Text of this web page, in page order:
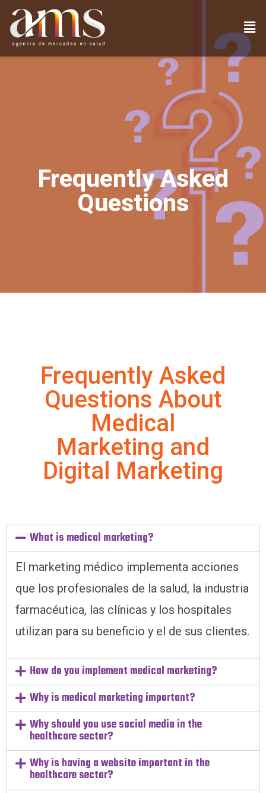
Frequently Asked
Questions
Frequently Asked
Questions About
Medical
Marketing and
Digital Marketing
What is medical marketing?
El marketing médico implementa acciones
que los profesionales de la salud, la industria
farmacéutica, las clínicas y los hospitales
utilizan para su beneficio y el de sus clientes.
How do you implement medical marketing?
Why is medical marketing important?
Why should you use social media in the
healthcare sector?
Why is having a website important in the
healthcare sector?